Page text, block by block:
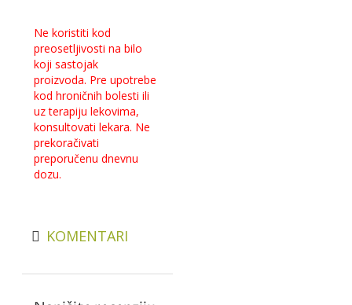
Ne koristiti kod
preosetljivosti na bilo
koji sastojak
proizvoda. Pre upotrebe
kod hroničnih bolesti ili
uz terapiju lekovima,
konsultovati lekara. Ne
prekoračivati
preporučenu dnevnu
dozu.
KOMENTARI